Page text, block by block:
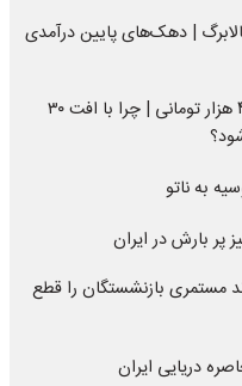
| دهک‌های پایین درآمدی
ماجرای جهش میلیونی قیمت گوشت ۴ هزار تومانی | چرا با افت ۳۰
به ناتو
پر بارش در ایران
مستمری بازنشستگان را قطع
دریایی ایران